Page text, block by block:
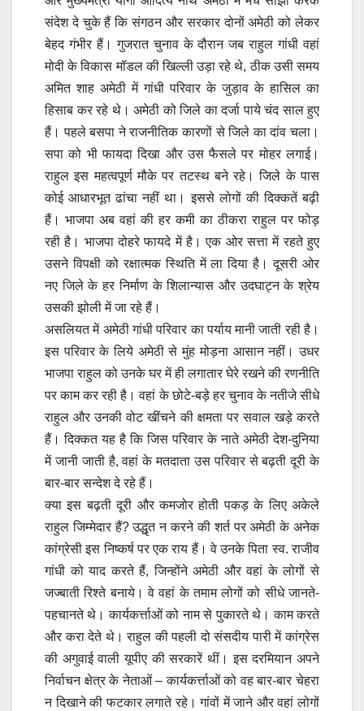
संदेश दे चुके हैं कि संगठन और सरकार दोनों अमेठी को लेकर
बेहद गंभीर हैं। गुजरात चुनाव के दौरान जब राहुल गांधी वहां
मोदी के विकास मॉडल की खिल्ली उड़ा रहे थे, ठीक उसी समय
अमित शाह अमेठी में गांधी परिवार के जुड़ाव के हासिल का
हिसाब कर रहे थे। अमेठी को जिले का दर्जा पाये चंद साल हुए
हैं। पहले बसपा ने राजनीतिक कारणों से जिले का दांव चला।
सपा को भी फायदा दिखा और उस फैसले पर मोहर लगाई।
राहुल इस महत्वपूर्ण मौके पर तटस्थ बने रहे। जिले के पास
कोई आधारभूत ढांचा नहीं था। इससे लोगों की दिक्कतें बढ़ी
हैं। भाजपा अब वहां की हर कमी का ठीकरा राहुल पर फोड़
रही है। भाजपा दोहरे फायदे में है। एक ओर सत्ता में रहते हुए
उसने विपक्षी को रक्षात्मक स्थिति में ला दिया है। दूसरी ओर
नए जिले के हर निर्माण के शिलान्यास और उदघाट्न के श्रेय
उसकी झोली में जा रहे हैं।
असलियत में अमेठी गांधी परिवार का पर्याय मानी जाती रही है।
इस परिवार के लिये अमेठी से मुंह मोड़ना आसान नहीं। उधर
भाजपा राहुल को उनके घर में ही लगातार घेरे रखने की रणनीति
पर काम कर रही है। वहां के छोटे-बड़े हर चुनाव के नतीजे सीधे
राहुल और उनकी वोट खींचने की क्षमता पर सवाल खड़े करते
हैं। दिक्कत यह है कि जिस परिवार के नाते अमेठी देश-दुनिया
में जानी जाती है, वहां के मतदाता उस परिवार से बढ़ती दूरी के
बार-बार सन्देश दे रहे हैं।
क्या इस बढ़ती दूरी और कमजोर होती पकड़ के लिए अकेले
राहुल जिम्मेदार हैं? उद्धृत न करने की शर्त पर अमेठी के अनेक
कांग्रेसी इस निष्कर्ष पर एक राय हैं। वे उनके पिता स्व. राजीव
गांधी को याद करते हैं, जिन्होंने अमेठी और वहां के लोगों से
जज्बाती रिश्ते बनाये। वे वहां के तमाम लोगों को सीधे जानते-
पहचानते थे। कार्यकर्त्ताओं को नाम से पुकारते थे। काम करते
और करा देते थे। राहुल की पहली दो संसदीय पारी में कांग्रेस
की अगुवाई वाली यूपीए की सरकारें थीं। इस दरमियान अपने
निर्वाचन क्षेत्र के नेताओं – कार्यकर्त्ताओं को वह बार-बार चेहरा
न दिखाने की फटकार लगाते रहे। गांवों में जाने और वहां लोगों